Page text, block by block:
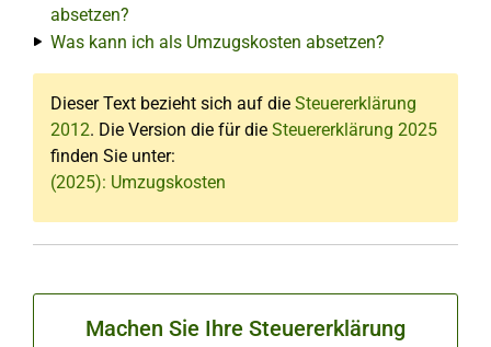
absetzen?
Was kann ich als Umzugskosten absetzen?
Dieser Text bezieht sich auf die Steuererklärung
2012. Die Version die für die Steuererklärung 2025
finden Sie unter:
(2025): Umzugskosten
Machen Sie Ihre Steuererklärung